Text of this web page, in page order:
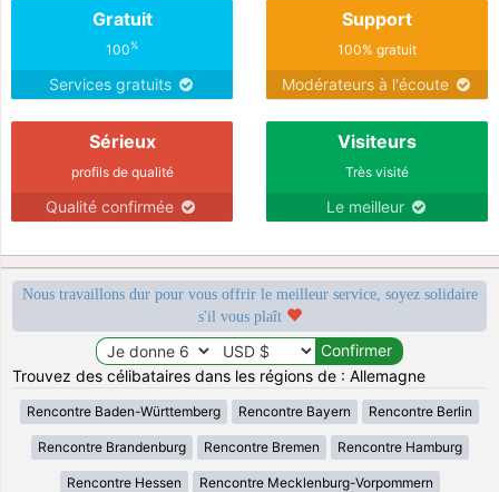
Gratuit
100%
Services gratuits
Support
100% gratuit
Modérateurs à l'écoute
Sérieux
profils de qualité
Qualité confirmée
Visiteurs
Très visité
Le meilleur
Nous travaillons dur pour vous offrir le meilleur service, soyez solidaire
s'il vous plaît
Trouvez des célibataires dans les régions de : Allemagne
Rencontre Baden-Württemberg Rencontre Bayern Rencontre Berlin
Rencontre Brandenburg Rencontre Bremen Rencontre Hamburg
Rencontre Hessen Rencontre Mecklenburg-Vorpommern